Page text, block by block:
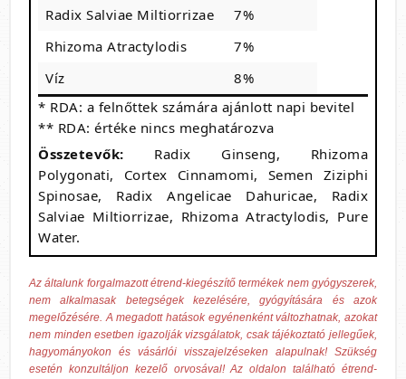
Radix Salviae Miltiorrizae
7%
Rhizoma Atractylodis
7%
Víz
8%
* RDA: a felnőttek számára ajánlott napi bevitel
** RDA: értéke nincs meghatározva
Összetevők: Radix Ginseng, Rhizoma
Polygonati, Cortex Cinnamomi, Semen Ziziphi
Spinosae, Radix Angelicae Dahuricae, Radix
Salviae Miltiorrizae, Rhizoma Atractylodis, Pure
Water.
Az általunk forgalmazott étrend-kiegészítő termékek nem gyógyszerek,
nem alkalmasak betegségek kezelésére, gyógyítására és azok
megelőzésére. A megadott hatások egyénenként változhatnak, azokat
nem minden esetben igazolják vizsgálatok, csak tájékoztató jellegűek,
hagyományokon és vásárlói visszajelzéseken alapulnak! Szükség
esetén konzultáljon kezelő orvosával! Az oldalon található étrend-